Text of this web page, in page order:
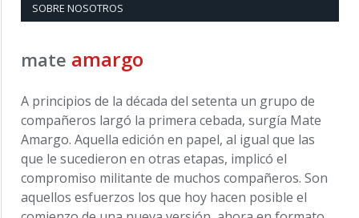
SOBRE NOSOTROS
mate amargo
A principios de la década del setenta un grupo de
compañeros largó la primera cebada, surgía Mate
Amargo. Aquella edición en papel, al igual que las
que le sucedieron en otras etapas, implicó el
compromiso militante de muchos compañeros. Son
aquellos esfuerzos los que hoy hacen posible el